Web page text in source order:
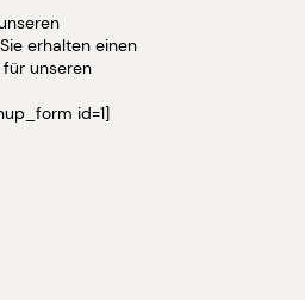
erhalten einen
für unseren
id=1]